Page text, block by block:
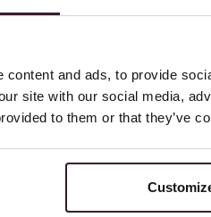
content and ads, to provide
site with our social media,
to them or that they’ve
gedefinieerde